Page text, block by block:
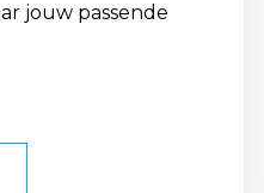
jouw passende